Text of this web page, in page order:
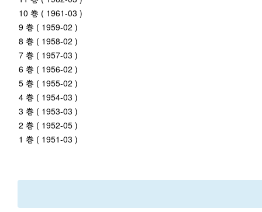
10 巻 ( 1961-03 )
9 巻 ( 1959-02 )
8 巻 ( 1958-02 )
7 巻 ( 1957-03 )
6 巻 ( 1956-02 )
5 巻 ( 1955-02 )
4 巻 ( 1954-03 )
3 巻 ( 1953-03 )
2 巻 ( 1952-05 )
1 巻 ( 1951-03 )